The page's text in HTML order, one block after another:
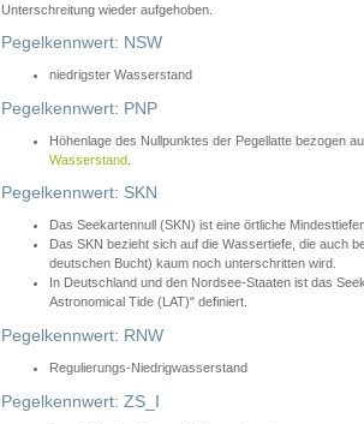
Unterschreitung wieder aufgehoben.
Pegelkennwert: NSW
niedrigster Wasserstand
Pegelkennwert: PNP
Höhenlage des Nullpunktes der Pegellatte bezogen
Wasserstand
Pegelkennwert: SKN
Das Seekartennull (SKN) ist eine örtliche
Das SKN bezieht sich auf die Wassertiefe, die auch
deutschen Bucht) kaum noch unterschritten wird.
In Deutschland und den Nordsee-Staaten ist das
Astronomical Tide (LAT)" definiert.
Pegelkennwert: RNW
Regulierungs-Niedrigwasserstand
Pegelkennwert: ZS_I